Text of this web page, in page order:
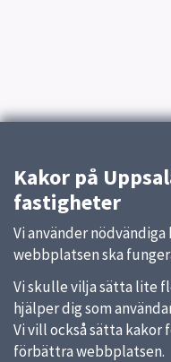
Kakor på
fastigheter
Vi använder
webbplatsen ska
Vi skulle vilja sätta lite
hjälper dig som
Vi vill också sätta kakor
förbättra webbplatsen.